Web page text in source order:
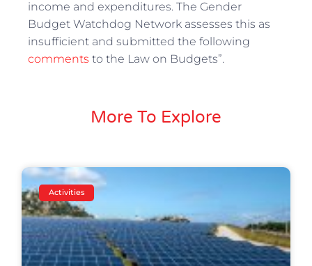
income and expenditures. The Gender
Budget Watchdog Network assesses this as
insufficient and submitted the following
comments to the Law on Budgets”.
More To Explore
Activities